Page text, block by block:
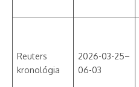
Reuters
kronológia
2026-03-25–
06-03